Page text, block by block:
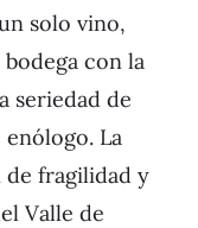
solo vino,
con la
seriedad de
La
de fragilidad y
Valle de